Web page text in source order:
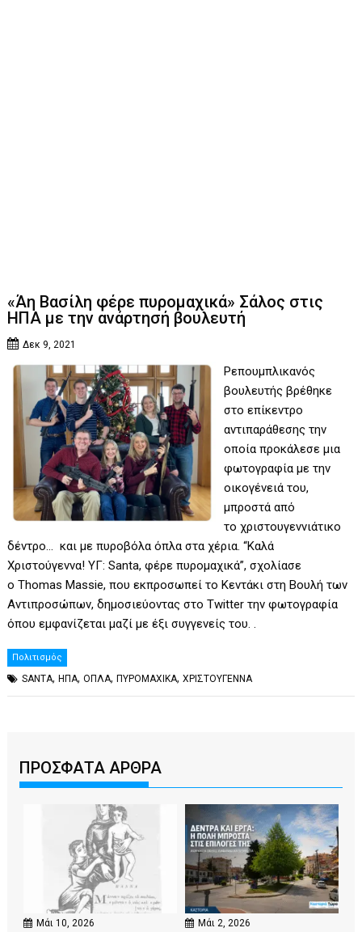
«Άη Βασίλη φέρε πυρομαχικά» Σάλος στις
ΗΠΑ με την ανάρτησή βουλευτή
Δεκ 9, 2021
Ρεπουμπλικανός
βουλευτής βρέθηκε
στο επίκεντρο
αντιπαράθεσης την
οποία προκάλεσε μια
φωτογραφία με την
οικογένειά του,
μπροστά από
το χριστουγεννιάτικο
δέντρο… και με πυροβόλα όπλα στα χέρια. “Καλά
Χριστούγεννα! ΥΓ: Santa, φέρε πυρομαχικά”, σχολίασε
ο Thomas Massie, που εκπροσωπεί το Κεντάκι στη Βουλή των
Αντιπροσώπων, δημοσιεύοντας στο Twitter την φωτογραφία
όπου εμφανίζεται μαζί με έξι συγγενείς του. .
Πολιτισμός
SANTA,ΗΠΑ,ΟΠΛΑ,ΠΥΡΟΜΑΧΙΚΑ,ΧΡΙΣΤΟΥΓΕΝΝΑ
ΠΡΟΣΦΑΤΑ ΑΡΘΡΑ
Μάι 10, 2026 Μάι 2, 2026